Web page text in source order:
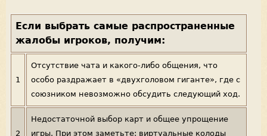
Если выбрать самые распространенные
жалобы игроков, получим:
1
Отсутствие чата и какого-либо общения, что
особо раздражает в «двухголовом гиганте», где с
союзником невозможно обсудить следующий ход.
2
Недостаточной выбор карт и общее упрощение
игры. При этом заметьте: виртуальные колоды